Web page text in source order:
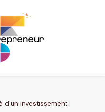
investissement